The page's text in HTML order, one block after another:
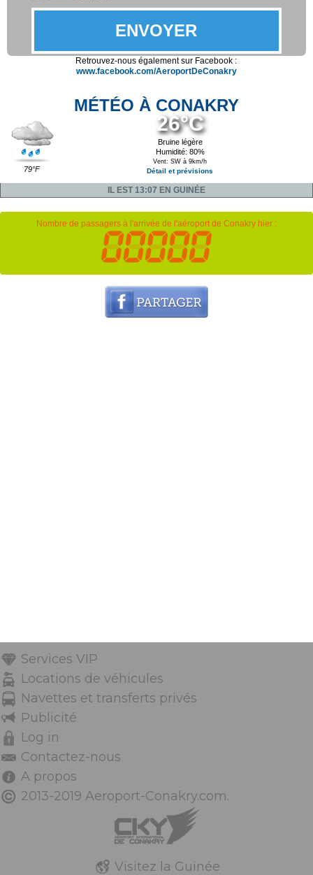
Retrouvez-nous également sur Facebook :
www.facebook.com/AeroportDeConakry
MÉTÉO À CONAKRY
79°F
26°C
Bruine légère
Humidité: 80%
Vent: SW à 9km/h
Détail et prévisions
IL EST 13:07 EN GUINÉE
Nombre de passagers à l'arrivée de l'aéroport de Conakry hier :
Services VIP
Locations de véhicules
Navettes et transferts privés
Publicité
Log in
Contactez-nous
A propos
2013-2019 Aeroport-Conakry.com.
Visitez la Guinée